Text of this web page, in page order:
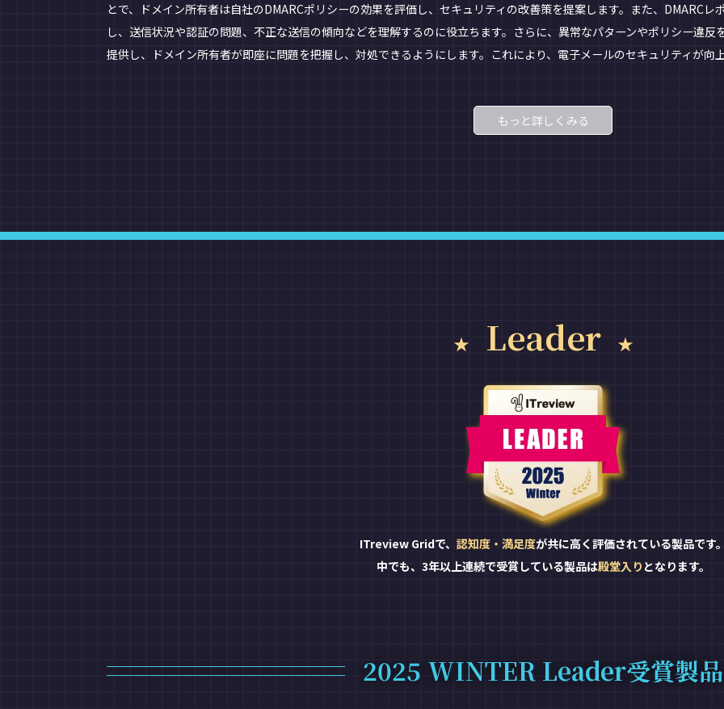
とで、ドメイン所有者は自社のDMARCポリシーの効果を評価し、セキュリティの改善策を提案します。また、DMARC
し、送信状況や認証の問題、不正な送信の傾向などを理解するのに役立ちます。さらに、異常なパターンやポリシー違
提供し、ドメイン所有者が即座に問題を把握し、対処できるようにします。これにより、電子メールのセキュリティが向
もっと詳しくみる
Leader
ITreview Gridで、 認知度・満足度が共に高く評価されている製品です
中でも、3年以上連続で受賞している製品は殿堂入り となります。
2025 WINTER Leader受賞製品